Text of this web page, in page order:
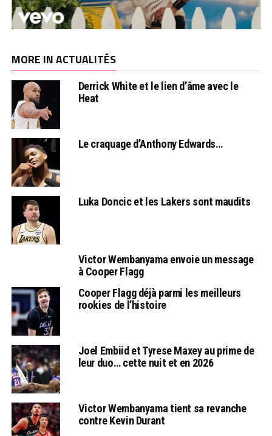
MORE IN ACTUALITÉS
Derrick White et le lien d’âme avec le
Heat
Le craquage d’Anthony Edwards…
Luka Doncic et les Lakers sont maudits
Victor Wembanyama envoie un message
à Cooper Flagg
Cooper Flagg déjà parmi les meilleurs
rookies de l’histoire
Joel Embiid et Tyrese Maxey au prime de
leur duo… cette nuit et en 2026
Victor Wembanyama tient sa revanche
contre Kevin Durant